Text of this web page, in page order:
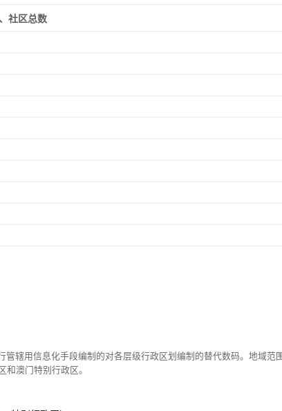
社区总数
辖用信息化手段编制的对各层级行政区划编制的替代数码。地域范
澳门特别行政区。